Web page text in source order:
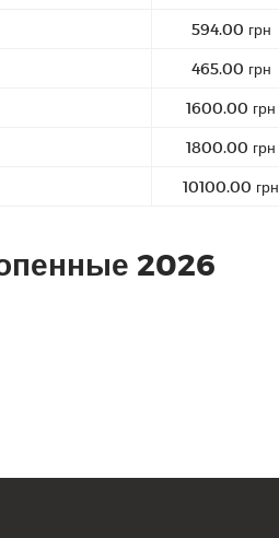
594.00 грн
465.00 грн
1600.00 грн
1800.00 грн
10100.00 грн
2026